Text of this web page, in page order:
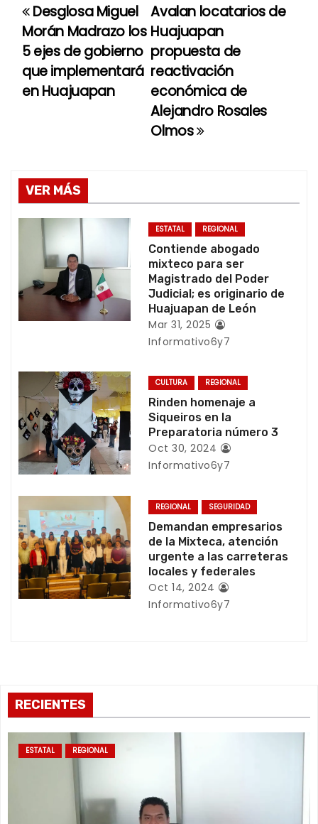
N
a
v
c
i
n
d
e
n
t
r
a
d
a
s
Avalan locatarios de
Huajuapan
propuesta de
reactivación
económica de
Alejandro Rosales
Olmos
Desglosa Miguel
Morán Madrazo los
5 ejes de gobierno
que implementará
en Huajuapan
VER MÁS
ESTATAL REGIONAL
Contiende abogado
mixteco para ser
Magistrado del Poder
Judicial; es originario de
Huajuapan de León
Mar 31, 2025
Informativo6y7
CULTURA REGIONAL
Rinden homenaje a
Siqueiros en la
Preparatoria número 3
Oct 30, 2024
Informativo6y7
REGIONAL SEGURIDAD
Demandan empresarios
de la Mixteca, atención
urgente a las carreteras
locales y federales
Oct 14, 2024
Informativo6y7
RECIENTES
ESTATAL REGIONAL